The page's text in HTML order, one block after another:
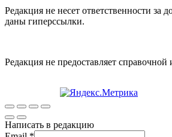
Редакция не несет ответственности за
даны гиперссылки.
Редакция не предоставляет
Написать в редакцию